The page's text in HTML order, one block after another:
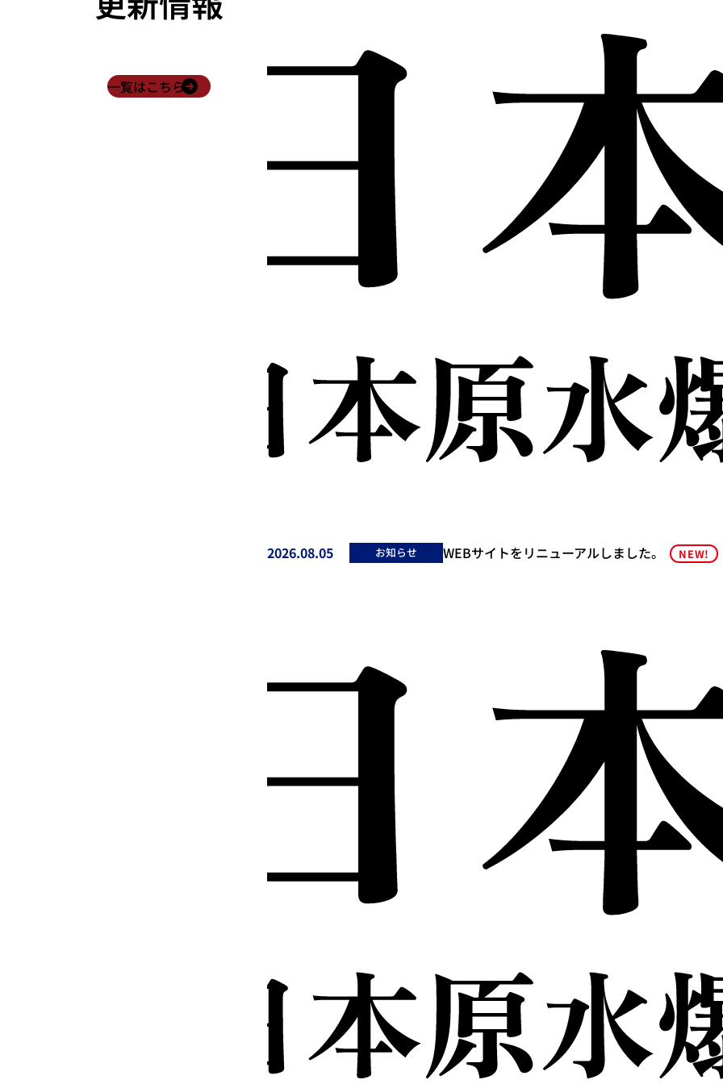
一覧はこちら
WEBサイトをリニューアルしました。 NEW!
投稿日
2026.08.05 お知らせ